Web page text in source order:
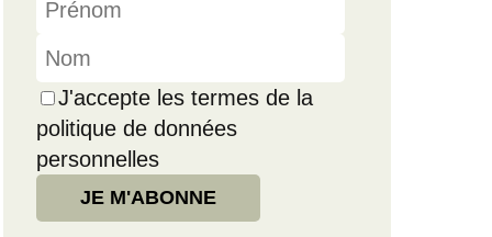
J'accepte les termes de la
politique de données
personnelles